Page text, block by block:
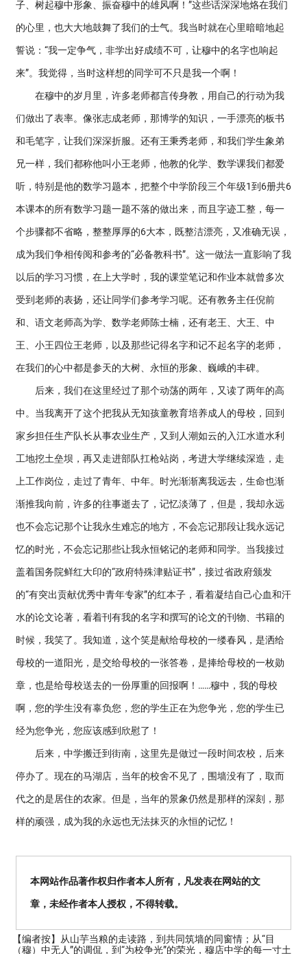
子、树起穆中形象、振奋穆中的雄风啊！”这些话深深地烙在我们
的心里，也大大地鼓舞了我们的士气。我当时就在心里暗暗地起
誓说：“我一定争气，非学出好成绩不可，让穆中的名字也响起
来”。我觉得，当时这样想的同学可不只是我一个啊！
在穆中的岁月里，许多老师都言传身教，用自己的行动为我
们做出了表率。像张志成老师，那博学的知识，一手漂亮的板书
和毛笔字，让我们深深折服。还有王秉秀老师，和我们学生象弟
兄一样，我们都称他叫小王老师，他教的化学、数学课我们都爱
听，特别是他的数学习题本，把整个中学阶段三个年级1到6册共6
本课本的所有数学习题一题不落的做出来，而且字迹工整，每一
个步骤都不省略，整整厚厚的6大本，既整洁漂亮，又准确无误，
成为我们争相传阅和参考的“必备教科书”。这一做法一直影响了我
以后的学习习惯，在上大学时，我的课堂笔记和作业本就曾多次
受到老师的表扬，还让同学们参考学习呢。还有教务主任倪前
和、语文老师高为学、数学老师陈士楠，还有老王、大王、中
王、小王四位王老师，以及那些记得名字和记不起名字的老师，
在我们的心中都是参天的大树、永恒的形象、巍峨的丰碑。
后来，我们在这里经过了那个动荡的两年，又读了两年的高
中。当我离开了这个把我从无知孩童教育培养成人的母校，回到
家乡担任生产队长从事农业生产，又到人潮如云的入江水道水利
工地挖土垒坝，再又走进部队扛枪站岗，考进大学继续深造，走
上工作岗位，走过了青年、中年。时光渐渐离我远去，生命也渐
渐推我向前，许多的往事逝去了，记忆淡薄了，但是，我却永远
也不会忘记那个让我永生难忘的地方，不会忘记那段让我永远记
忆的时光，不会忘记那些让我永恒铭记的老师和同学。当我接过
盖着国务院鲜红大印的“政府特殊津贴证书”，接过省政府颁发
的“有突出贡献优秀中青年专家”的红本子，看着凝结自己心血和汗
水的论文论著，看着刊有我的名字和撰写的论文的刊物、书籍的
时候，我笑了。我知道，这个笑是献给母校的一缕春风，是洒给
母校的一道阳光，是交给母校的一张答卷，是捧给母校的一枚勋
章，也是给母校送去的一份厚重的回报啊！……穆中，我的母校
啊，您的学生没有辜负您，您的学生正在为您争光，您的学生已
经为您争光，您应该感到欣慰了！
后来，中学搬迁到街南，这里先是做过一段时间农校，后来
停办了。现在的马湖店，当年的校舍不见了，围墙没有了，取而
代之的是居住的农家。但是，当年的景象仍然是那样的深刻，那
样的顽强，成为我的永远也无法抹灭的永恒的记忆！
本网站作品著作权归作者本人所有，凡发表在网站的文
章，未经作者本人授权，不得转载。
【编者按】
从山芋当粮的走读路，到共同筑墙的同窗情；从“目
（穆）中无人”的调侃，到“为校争光”的荣光，穆店中学的每一寸土